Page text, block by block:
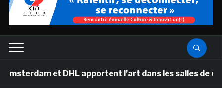
et DHL apportent l’art dans les salles de classe des